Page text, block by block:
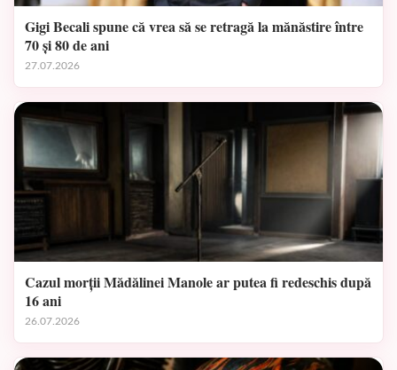
Gigi Becali spune că vrea să se retragă la mănăstire între
70 și 80 de ani
27.07.2026
Cazul morții Mădălinei Manole ar putea fi redeschis după
16 ani
26.07.2026